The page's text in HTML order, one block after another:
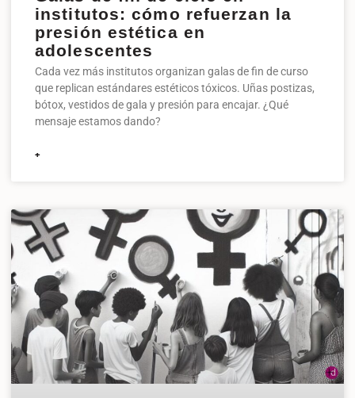
institutos: cómo refuerzan la
presión estética en
adolescentes
Cada vez más institutos organizan galas de fin de curso
que replican estándares estéticos tóxicos. Uñas postizas,
bótox, vestidos de gala y presión para encajar. ¿Qué
mensaje estamos dando?
+